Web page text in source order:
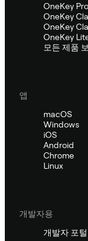
OneKey Pro
OneKey
OneKey
OneKey
모든 제품
앱
macOS
Windows
iOS
Android
Chrome
Linux
개발자용
개발자 포털